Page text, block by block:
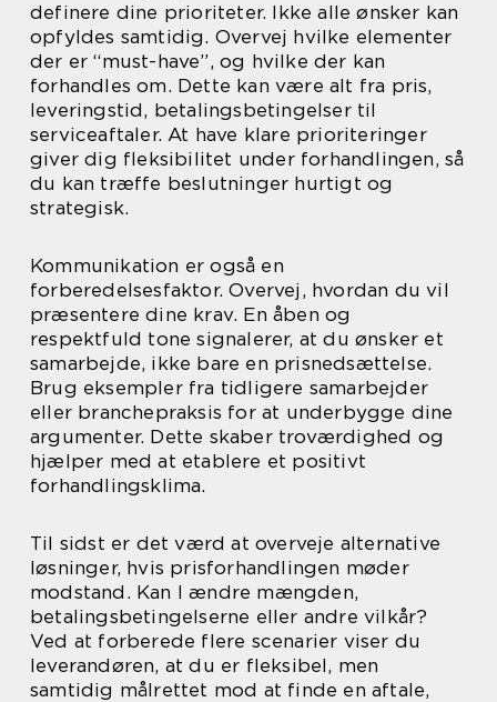
definere dine prioriteter. Ikke alle ønsker kan
opfyldes samtidig. Overvej hvilke elementer
der er “must-have”, og hvilke der kan
forhandles om. Dette kan være alt fra pris,
leveringstid, betalingsbetingelser til
serviceaftaler. At have klare prioriteringer
giver dig fleksibilitet under forhandlingen, så
du kan træffe beslutninger hurtigt og
strategisk.
Kommunikation er også en
forberedelsesfaktor. Overvej, hvordan du vil
præsentere dine krav. En åben og
respektfuld tone signalerer, at du ønsker et
samarbejde, ikke bare en prisnedsættelse.
Brug eksempler fra tidligere samarbejder
eller branchepraksis for at underbygge dine
argumenter. Dette skaber troværdighed og
hjælper med at etablere et positivt
forhandlingsklima.
Til sidst er det værd at overveje alternative
løsninger, hvis prisforhandlingen møder
modstand. Kan I ændre mængden,
betalingsbetingelserne eller andre vilkår?
Ved at forberede flere scenarier viser du
leverandøren, at du er fleksibel, men
samtidig målrettet mod at finde en aftale,